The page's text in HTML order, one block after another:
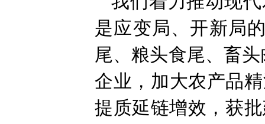
是应变局、开新局
尾、粮头食尾、畜
企业，加大农产品
提质延链增效，获